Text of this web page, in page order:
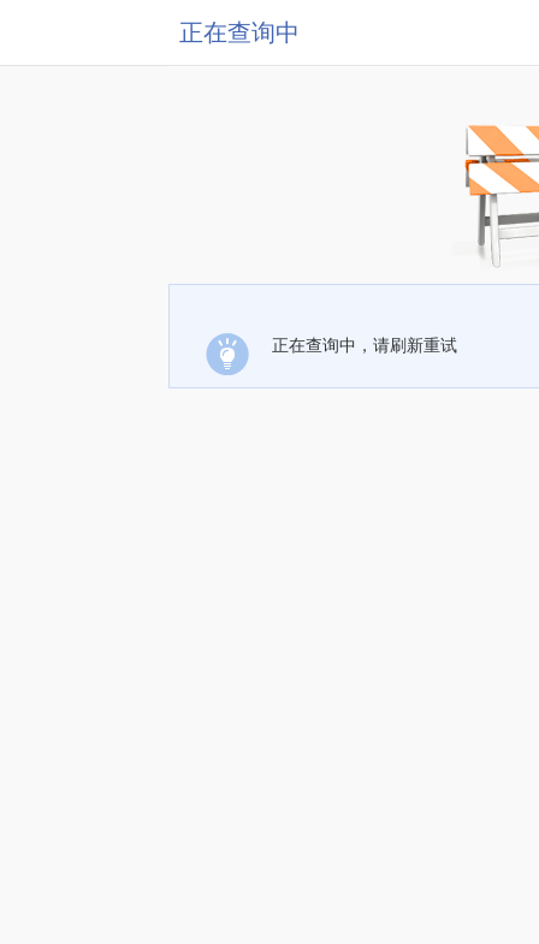
正在查询中
正在查询中，请刷新重试